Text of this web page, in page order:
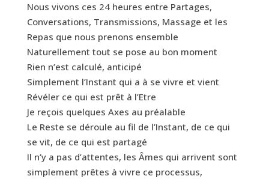
Nous vivons ces 24 heures entre Partages,
Conversations, Transmissions, Massage et les
Repas que nous prenons ensemble
Naturellement tout se pose au bon moment
Rien n’est calculé, anticipé
Simplement l’Instant qui a à se vivre et vient
Révéler ce qui est prêt à l’Etre
Je reçois quelques Axes au préalable
Le Reste se déroule au fil de l’Instant, de ce qui
se vit, de ce qui est partagé
Il n’y a pas d’attentes, les Âmes qui arrivent sont
simplement prêtes à vivre ce processus,